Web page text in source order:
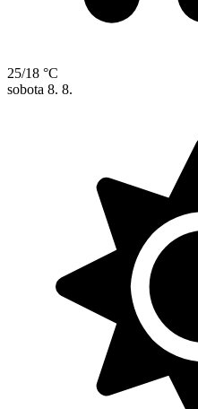
25/18 °C
sobota 8. 8.